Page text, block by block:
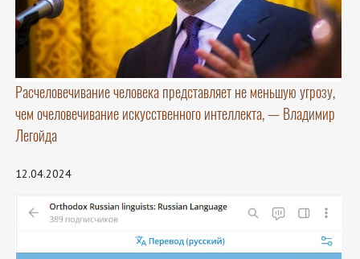
Расчеловечивание человека представляет не меньшую угрозу,
чем очеловечивание искусственного интеллекта, — Владимир
Легойда
12.04.2024